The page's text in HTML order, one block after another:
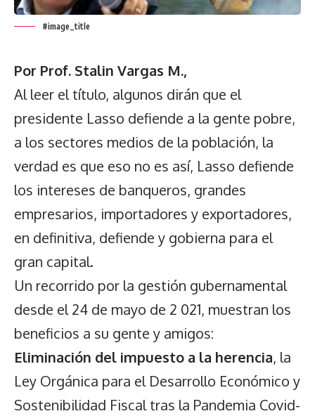
#image_title
Por Prof. Stalin Vargas M.,
Al leer el título, algunos dirán que el
presidente Lasso defiende a la gente pobre,
a los sectores medios de la población, la
verdad es que eso no es así, Lasso defiende
los intereses de banqueros, grandes
empresarios, importadores y exportadores,
en definitiva, defiende y gobierna para el
gran capital.
Un recorrido por la gestión gubernamental
desde el 24 de mayo de 2 021, muestran los
beneficios a su gente y amigos:
Eliminación del impuesto a la herencia, la
Ley Orgánica para el Desarrollo Económico y
Sostenibilidad Fiscal tras la Pandemia Covid-